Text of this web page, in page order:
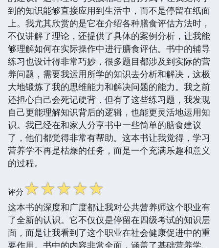
到的知识能够直接应用到生活中，而不是停留在纸面
上。我尤其欣赏的是它在介绍各种膳食评估方法时，
不仅讲解了理论，还提供了具体的案例分析，让我能
够理解如何在实际操作中进行膳食评估。书中的辅导
练习也设计得非常巧妙，很多题目都涉及到实际的营
养问题，需要我运用所学的知识去分析和解决，这极
大地锻炼了我的思维能力和解决问题的能力。我之前
还担心自己会死记硬背，但有了这些练习题，我发现
自己更能理解知识背后的逻辑，也能更灵活地运用知
识。我已经在和家人分享书中一些简单的膳食建议
了，他们都觉得非常有帮助。这本书让我觉得，学习
营养学不再是枯燥的任务，而是一个充满乐趣和意义
的过程。
评分☆☆☆☆☆
这本书的深度和广度都让我对公共营养师这个职业有
了全新的认识。它不仅仅是停留在四级考试的知识层
面，而是让我看到了这个职业在社会健康促进中的重
要作用。书中的内容非常全面，涵盖了基础营养学、